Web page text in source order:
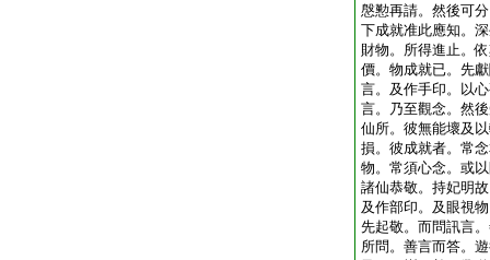
慇懃再請。然後可
下成就准此應知。
財物。所得進止。
價。物成就已。先
言。及作手印。以
言。乃至觀念。然
仙所。彼無能壞及
損。彼成就者。常
物。常須心念。或
諸仙恭敬。持妃明
及作部印。及眼視
先起敬。而問訊言
所問。善言而答。